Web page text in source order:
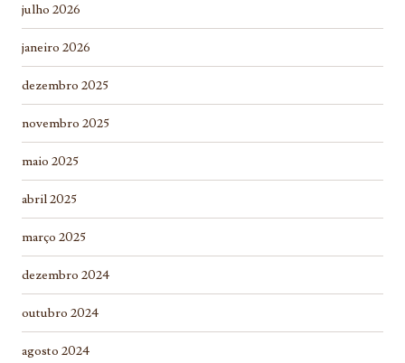
julho 2026
janeiro 2026
dezembro 2025
novembro 2025
maio 2025
abril 2025
março 2025
dezembro 2024
outubro 2024
agosto 2024